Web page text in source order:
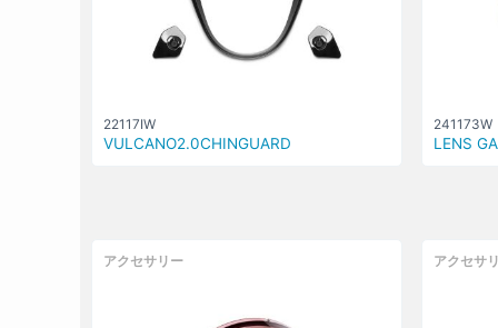
22117IW
VULCANO2.0CHINGUARD
241173W
LENS
アクセサリー アクセサ